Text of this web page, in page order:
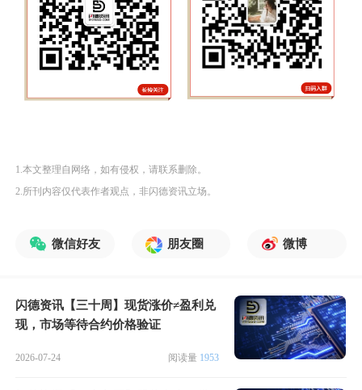
1.本文整理自网络，如有侵权，请联系删除。
2.所刊内容仅代表作者观点，非闪德资讯立场。
微信好友 朋友圈 微博
闪德资讯【三十周】现货涨价≠盈利兑
现，市场等待合约价格验证
2026-07-24 阅读量 1953